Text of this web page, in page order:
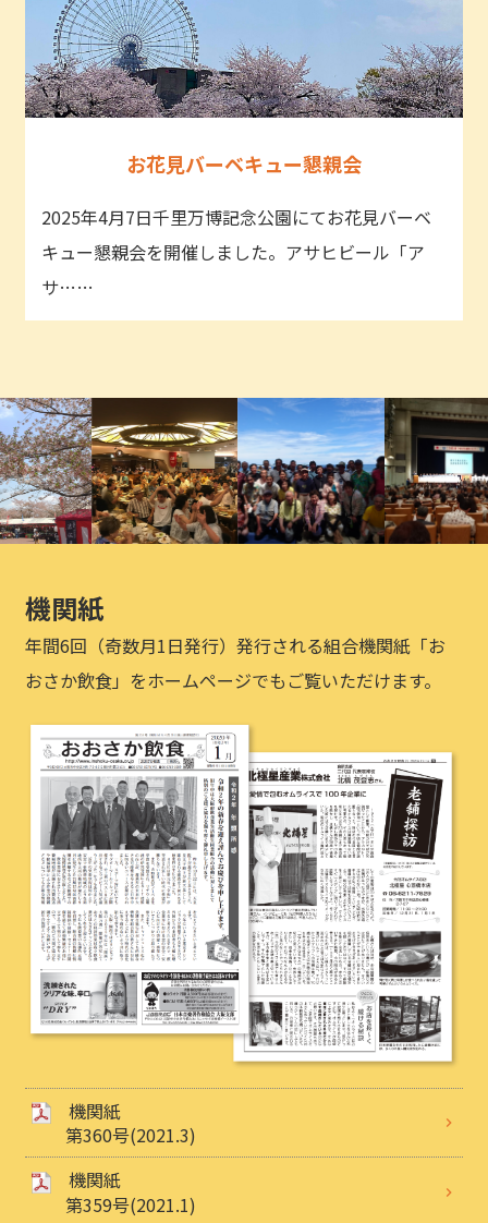
お花見バーベキュー懇親会
2025年4月7日千里万博記念公園にてお花見バーベ
キュー懇親会を開催しました。アサヒビール「ア
サ……
機関紙
年間6回（奇数月1日発行）発行される組合機関紙「お
おさか飲食」をホームページでもご覧いただけます。
機関紙
第360号(2021.3)
機関紙
第359号(2021.1)